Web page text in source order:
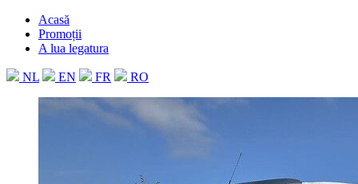
Acasă
Promoții
A lua legatura
NL EN FR RO